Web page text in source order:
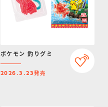
ポケモン 釣りグミ
2026.3.23発売